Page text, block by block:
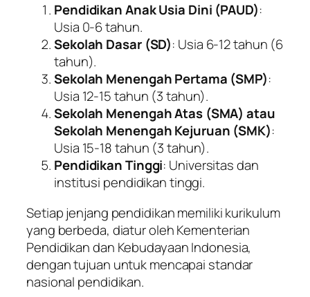
Pendidikan Anak Usia Dini (PAUD):
Usia 0-6 tahun.
Sekolah Dasar (SD): Usia 6-12 tahun (6
tahun).
Sekolah Menengah Pertama (SMP):
Usia 12-15 tahun (3 tahun).
Sekolah Menengah Atas (SMA) atau
Sekolah Menengah Kejuruan (SMK):
Usia 15-18 tahun (3 tahun).
Pendidikan Tinggi: Universitas dan
institusi pendidikan tinggi.
Setiap jenjang pendidikan memiliki kurikulum
yang berbeda, diatur oleh Kementerian
Pendidikan dan Kebudayaan Indonesia,
dengan tujuan untuk mencapai standar
nasional pendidikan.